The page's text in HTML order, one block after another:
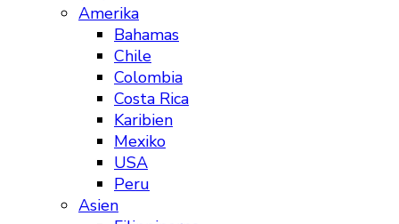
Amerika
Bahamas
Chile
Colombia
Costa Rica
Karibien
Mexiko
USA
Peru
Asien